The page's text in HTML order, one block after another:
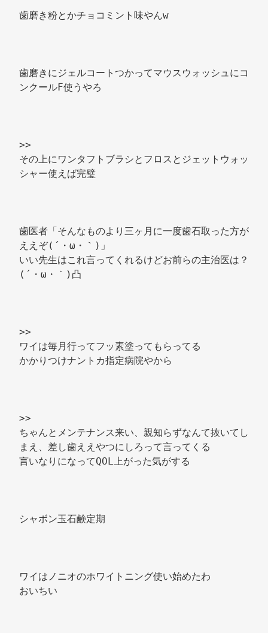
歯磨き粉とかチョコミント味やんw
歯磨きにジェルコートつかってマウスウォッシュにコ
ンクールF使うやろ
>>
その上にワンタフトブラシとフロスとジェットウォッ
シャー使えば完璧
歯医者「そんなものより三ヶ月に一度歯石取った方が
ええぞ(´・ω・｀)」
いい先生はこれ言ってくれるけどお前らの主治医は？
(´・ω・｀)凸
>>
ワイは毎月行ってフッ素塗ってもらってる
かかりつけナントカ指定病院やから
>>
ちゃんとメンテナンス来い、親知らずなんて抜いてし
まえ、差し歯ええやつにしろって言ってくる
言いなりになってQOL上がった気がする
シャボン玉石鹸定期
ワイはノニオのホワイトニング使い始めたわ
おいちい